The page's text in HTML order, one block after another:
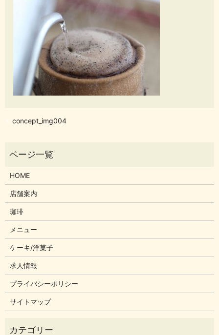
concept_img004
HOME
店舗案内
珈琲
メニュー
ケーキ/洋菓子
求人情報
プライバシーポリシー
サイトマップ